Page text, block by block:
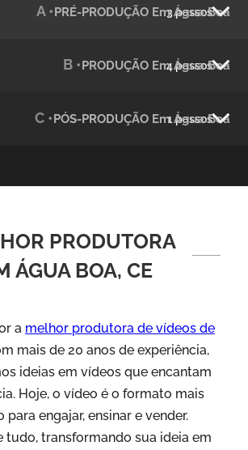
Julândia
Green Process
de Produtos e Serviços
A •PRÉ-PRODUÇÃO Em Água Boa
3 passos
B •PRODUÇÃO Em Água Boa
4 passos
C •PÓS-PRODUÇÃO Em Água Boa
1 passos
PRODUTORA
ÁGUA BOA, CE
a melhor produtora de vídeos de
mais de 20 anos de experiência,
ideias em vídeos que encantam
Hoje, o vídeo é o formato mais
para engajar, ensinar e vender.
tudo, transformando sua ideia em